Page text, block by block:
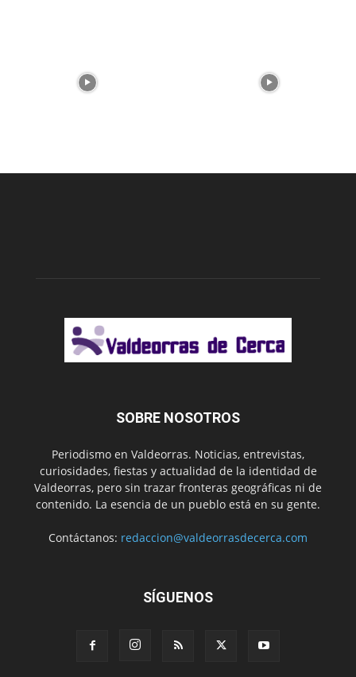
SOBRE NOSOTROS
Periodismo en Valdeorras. Noticias, entrevistas,
curiosidades, fiestas y actualidad de la identidad de
Valdeorras, pero sin trazar fronteras geográficas ni de
contenido. La esencia de un pueblo está en su gente.
Contáctanos: redaccion@valdeorrasdecerca.com
SÍGUENOS